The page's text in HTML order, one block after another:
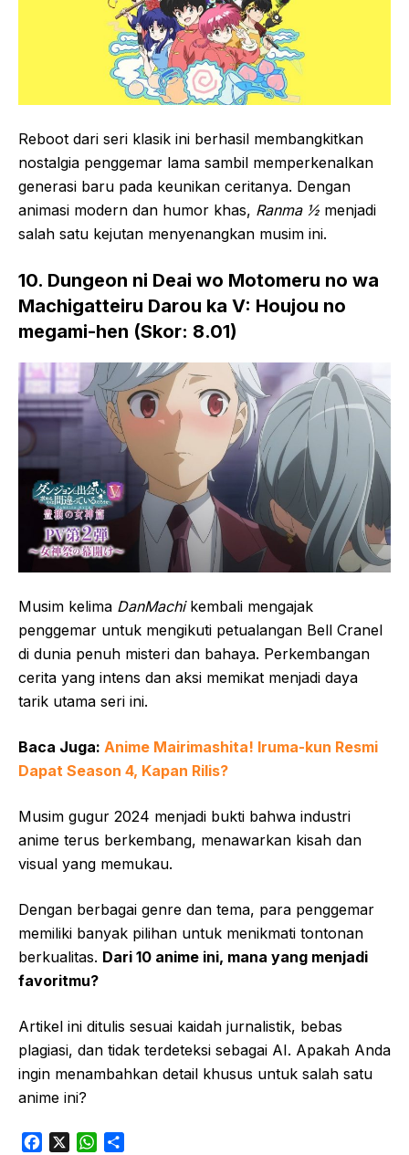
Reboot dari seri klasik ini berhasil membangkitkan
nostalgia penggemar lama sambil memperkenalkan
generasi baru pada keunikan ceritanya. Dengan
animasi modern dan humor khas, Ranma ½ menjadi
salah satu kejutan menyenangkan musim ini.
10. Dungeon ni Deai wo Motomeru no wa
Machigatteiru Darou ka V: Houjou no
megami-hen (Skor: 8.01)
Musim kelima DanMachikembali mengajak
penggemar untuk mengikuti petualangan Bell Cranel
di dunia penuh misteri dan bahaya. Perkembangan
cerita yang intens dan aksi memikat menjadi daya
tarik utama seri ini.
Baca Juga: Anime Mairimashita! Iruma-kun Resmi
Dapat Season 4, Kapan Rilis?
Musim gugur 2024 menjadi bukti bahwa industri
anime terus berkembang, menawarkan kisah dan
visual yang memukau.
Dengan berbagai genre dan tema, para penggemar
memiliki banyak pilihan untuk menikmati tontonan
berkualitas. Dari 10 anime ini, mana yang menjadi
favoritmu?
Artikel ini ditulis sesuai kaidah jurnalistik, bebas
plagiasi, dan tidak terdeteksi sebagai AI. Apakah Anda
ingin menambahkan detail khusus untuk salah satu
anime ini?
W